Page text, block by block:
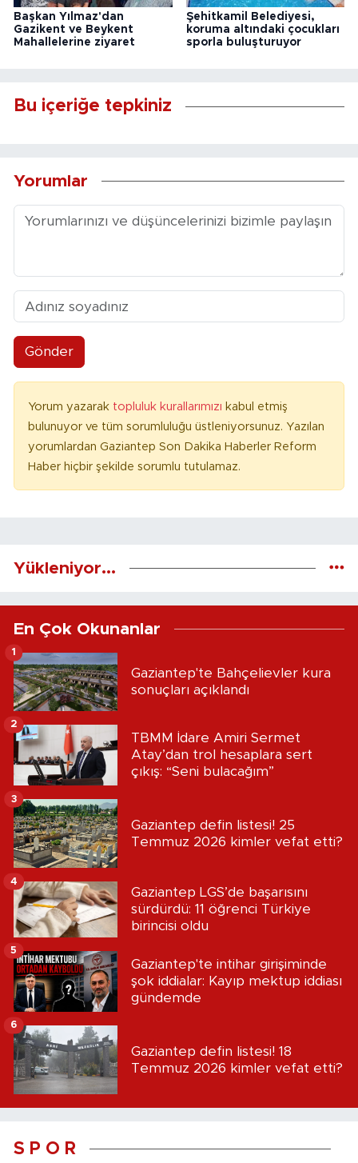
Başkan Yılmaz'dan
Gazikent ve Beykent
Mahallelerine ziyaret
Şehitkamil Belediyesi,
koruma altındaki çocukları
sporla buluşturuyor
Bu içeriğe tepkiniz
Yorumlar
Gönder
Yorum yazarak topluluk kurallarımızı kabul etmiş
bulunuyor ve tüm sorumluluğu üstleniyorsunuz. Yazılan
yorumlardan Gaziantep Son Dakika Haberler Reform
Haber hiçbir şekilde sorumlu tutulamaz.
Yükleniyor...
En Çok Okunanlar
Gaziantep'te Bahçelievler kura
sonuçları açıklandı
1
TBMM İdare Amiri Sermet
Atay’dan trol hesaplara sert
çıkış: “Seni bulacağım”
2
Gaziantep defin listesi! 25
Temmuz 2026 kimler vefat etti?
3
Gaziantep LGS’de başarısını
sürdürdü: 11 öğrenci Türkiye
birincisi oldu
4
Gaziantep'te intihar girişiminde
şok iddialar: Kayıp mektup iddiası
gündemde
5
Gaziantep defin listesi! 18
Temmuz 2026 kimler vefat etti?
6
S P O R